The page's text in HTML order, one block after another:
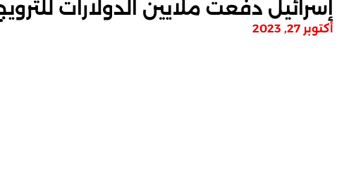
إسرائيل دفعت ملايين الدولارات
أكتوبر 27, 2023